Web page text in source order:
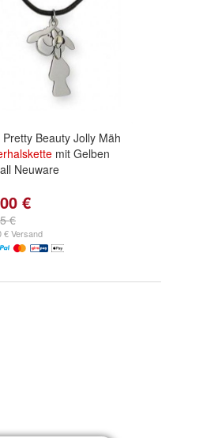
Pretty Beauty Jolly Mäh
mit Gelben
Neuware
€
€
€ Versand